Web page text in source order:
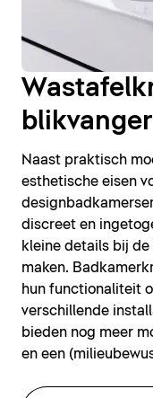
blikvanger
Naast praktisch
esthetische eisen
discreet en
kleine details bij
maken.
hun functionaliteit
verschillende
bieden nog meer
en een